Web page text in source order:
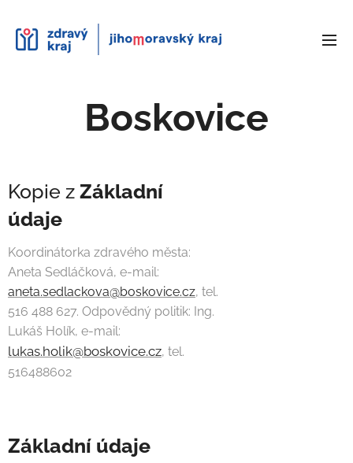
Boskovice
Kopie z Základní
údaje
Koordinátorka zdravého města:
Aneta Sedláčková, e-mail:
aneta.sedlackova@boskovice.cz, tel.
516 488 627. Odpovědný politik: Ing.
Lukáš Holík, e-mail:
lukas.holik@boskovice.cz, tel.
516488602
Základní údaje